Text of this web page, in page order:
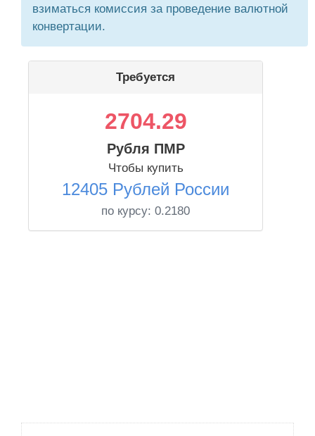
взиматься комиссия за проведение валютной
конвертации.
Требуется
2704.29
Рубля ПМР
Чтобы купить
12405 Рублей России
по курсу: 0.2180